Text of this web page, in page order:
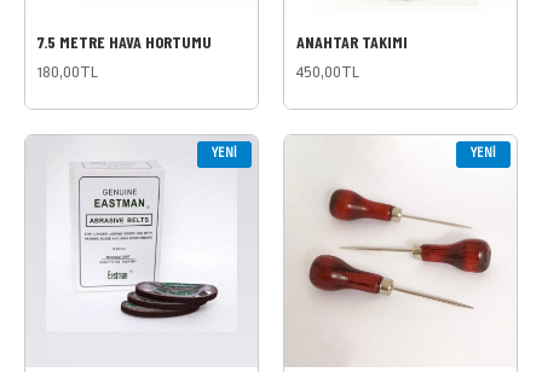
7.5 METRE HAVA HORTUMU
180,00TL
ANAHTAR TAKIMI
450,00TL
YENI YENI